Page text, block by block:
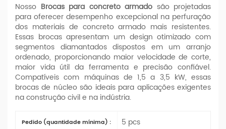
Nosso Brocas para concreto armado são projetadas
para oferecer desempenho excepcional na perfuração
dos materiais de concreto armado mais resistentes.
Essas brocas apresentam um design otimizado com
segmentos diamantados dispostos em um arranjo
ordenado, proporcionando maior velocidade de corte,
maior vida útil da ferramenta e precisão confiável.
Compatíveis com máquinas de 1,5 a 3,5 kW, essas
brocas de núcleo são ideais para aplicações exigentes
na construção civil e na indústria.
Pedido (quantidade mínima) : 5 pcs